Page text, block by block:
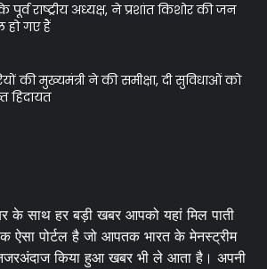
राष्ट्रीय अध्यक्ष, ने प्रशांत किशोर की जन
हो गए हैं
की मुख्यमंत्री ने की समीक्षा, दी सुविधाओं को
हिदायत
के साथ हर बड़ी खबर आपको यहां मिल पाती
ऐसा पोर्टल है जो आपतक भारत के मेनस्ट्रीम
नजरअंदाज किया हुआ खबर भी ले आता है। अपनी